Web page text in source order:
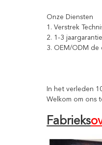
Onze Diensten
1. Verstrek
2. 1-3
3. OEM/ODM de
In het verleden
Welkom om ons
Fabrieks